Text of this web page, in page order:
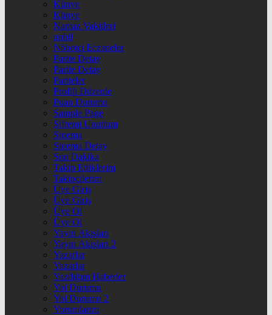
Künye
Künye
Namaz Vakitleri
nnbil
Nöbetçi Eczaneler
Parite Detay
Parite Detay
Pariteler
Profili Düzenle
Puan Durumu
Sample Page
Şifremi Unuttum
Sinema
Sinema Detay
Son Dakika
Takip Ettiklerim
Takipçilerim
Üye Giriş
Üye Giriş
Üye Ol
Üye Ol
Yayın Akışları
Yayın Akışları 2
Yazarlar
Yazarlar
Yazdığım Haberler
Yol Durumu
Yol Durumu 2
Yorumlarım